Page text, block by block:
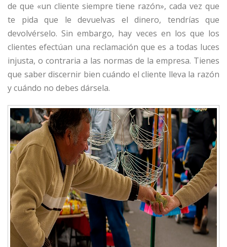
de que «un cliente siempre tiene razón», cada vez que
te pida que le devuelvas el dinero, tendrías que
devolvérselo. Sin embargo, hay veces en los que los
clientes efectúan una reclamación que es a todas luces
injusta, o contraria a las normas de la empresa. Tienes
que saber discernir bien cuándo el cliente lleva la razón
y cuándo no debes dársela.